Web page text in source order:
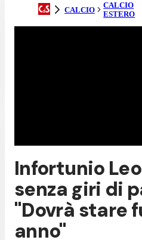
CALCIO
CALCIO
ESTERO
Infortunio
senza giri di
"Dovrà stare
anno"